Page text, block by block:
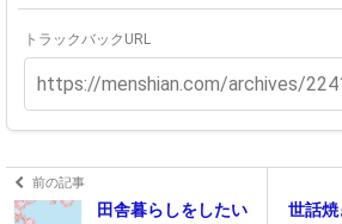
トラックバックURL
前の記事
田舎暮らしをしたい
世話